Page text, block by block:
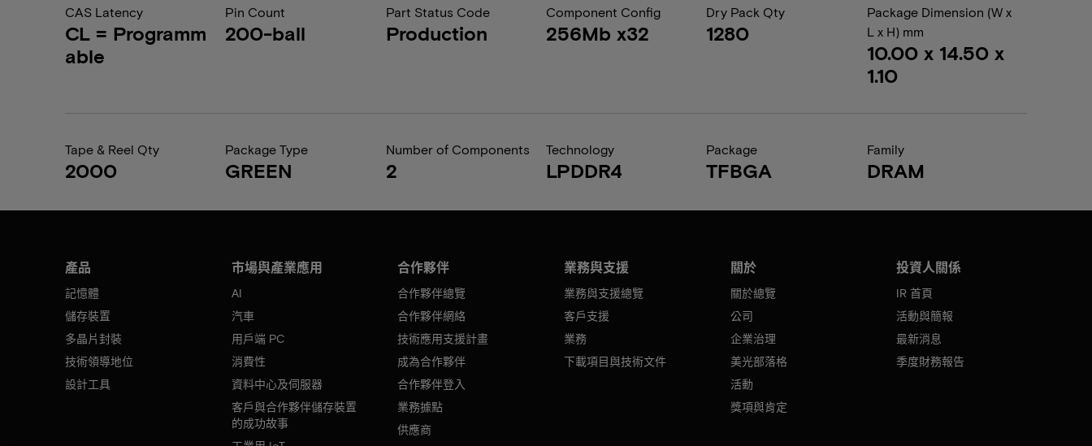
CAS Latency
CL = Programm
able
Pin Count
200-ball
Part Status Code
Production
Component Config
256Mb x32
Dry Pack Qty
1280
Package Dimension (W x
L x H) mm
10.00 x 14.50 x
1.10
Tape & Reel Qty
2000
Package Type
GREEN
Number of Components
2
Technology
LPDDR4
Package
TFBGA
Family
DRAM
產品
記憶體
儲存裝置
多晶片封裝
技術領導地位
設計工具
市場與產業應用
AI
汽車
用戶端 PC
消費性
資料中心及伺服器
客戶與合作夥伴儲存裝置
的成功故事
合作夥伴
合作夥伴總覽
合作夥伴網絡
技術應用支援計畫
成為合作夥伴
合作夥伴登入
業務據點
供應商
業務與支援
業務與支援總覽
客戶支援
業務
下載項目與技術文件
關於
關於總覽
公司
企業治理
美光部落格
活動
獎項與肯定
投資人關係
IR 首頁
活動與簡報
最新消息
季度財務報告